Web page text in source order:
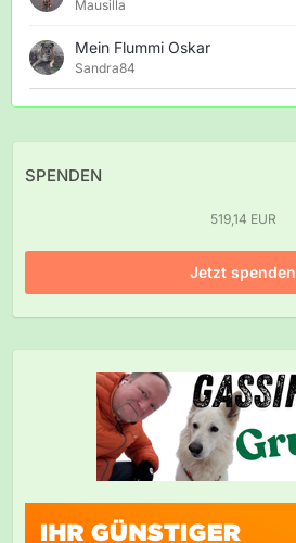
Mausilla
Mein Flummi Oskar
Sandra84
SPENDEN
519,14 EUR
Jetzt spenden